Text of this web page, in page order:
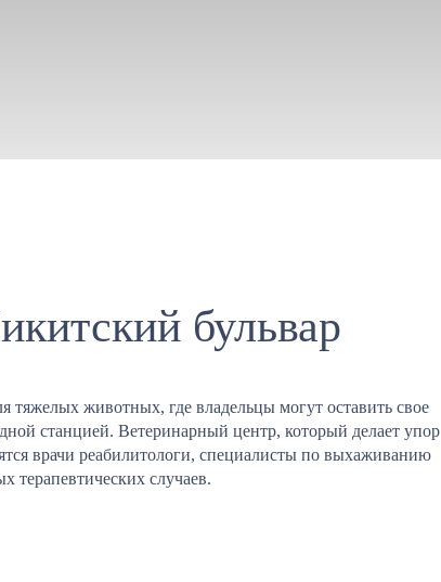
бульвар
тяжелых животных, где владельцы могут оставить свое
станцией. Ветеринарный центр, который делает упор
врачи реабилитологи, специалисты по выхаживанию
терапевтических случаев.